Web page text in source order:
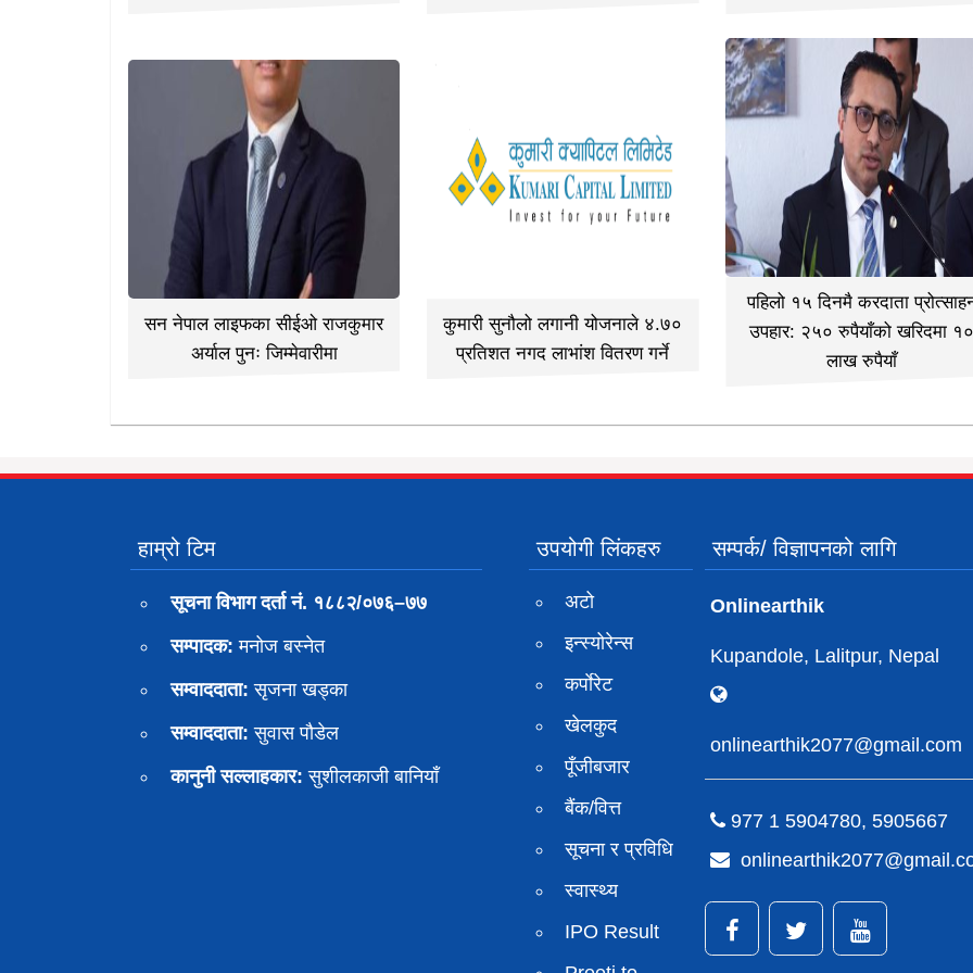
सन नेपाल लाइफका सीईओ राजकुमार
अर्याल पुनः जिम्मेवारीमा
कुमारी सुनौलो लगानी योजनाले ४.७०
प्रतिशत नगद लाभांश वितरण गर्ने
पहिलो १५ दिनमै करदाता
उपहार: २५० रुपैयाँको खरिदमा
लाख रुपैयाँ
हाम्रो टिम
सूचना विभाग दर्ता नं. १८८२/०७६–७७
सम्पादक: मनोज बस्नेत
सम्वाददाता: सृजना खड्का
सम्वाददाता: सुवास पाैडेल
कानुनी सल्लाहकार: सुशीलकाजी बानियाँ
उपयोगी लिंकहरु
अटो
इन्स्योरेन्स
कर्पाेरेट
खेलकुद
पूँजीबजार
बैंक/वित्त
सूचना र प्रविधि
स्वास्थ्य
IPO Result
सम्पर्क/ विज्ञापनको लागि
Onlinearthik
Kupandole, Lalitpur, Nepal
onlinearthik2077@gmail.com
977 1 5904780, 5905667